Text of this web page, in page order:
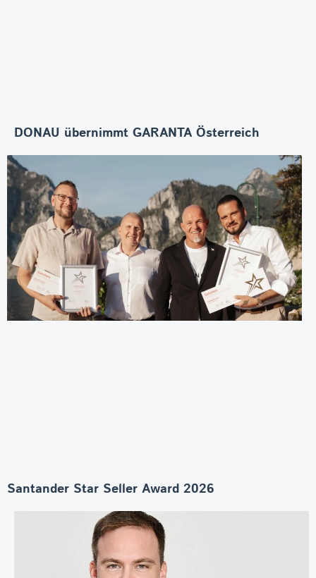
DONAU übernimmt GARANTA Österreich
Santander Star Seller Award 2026